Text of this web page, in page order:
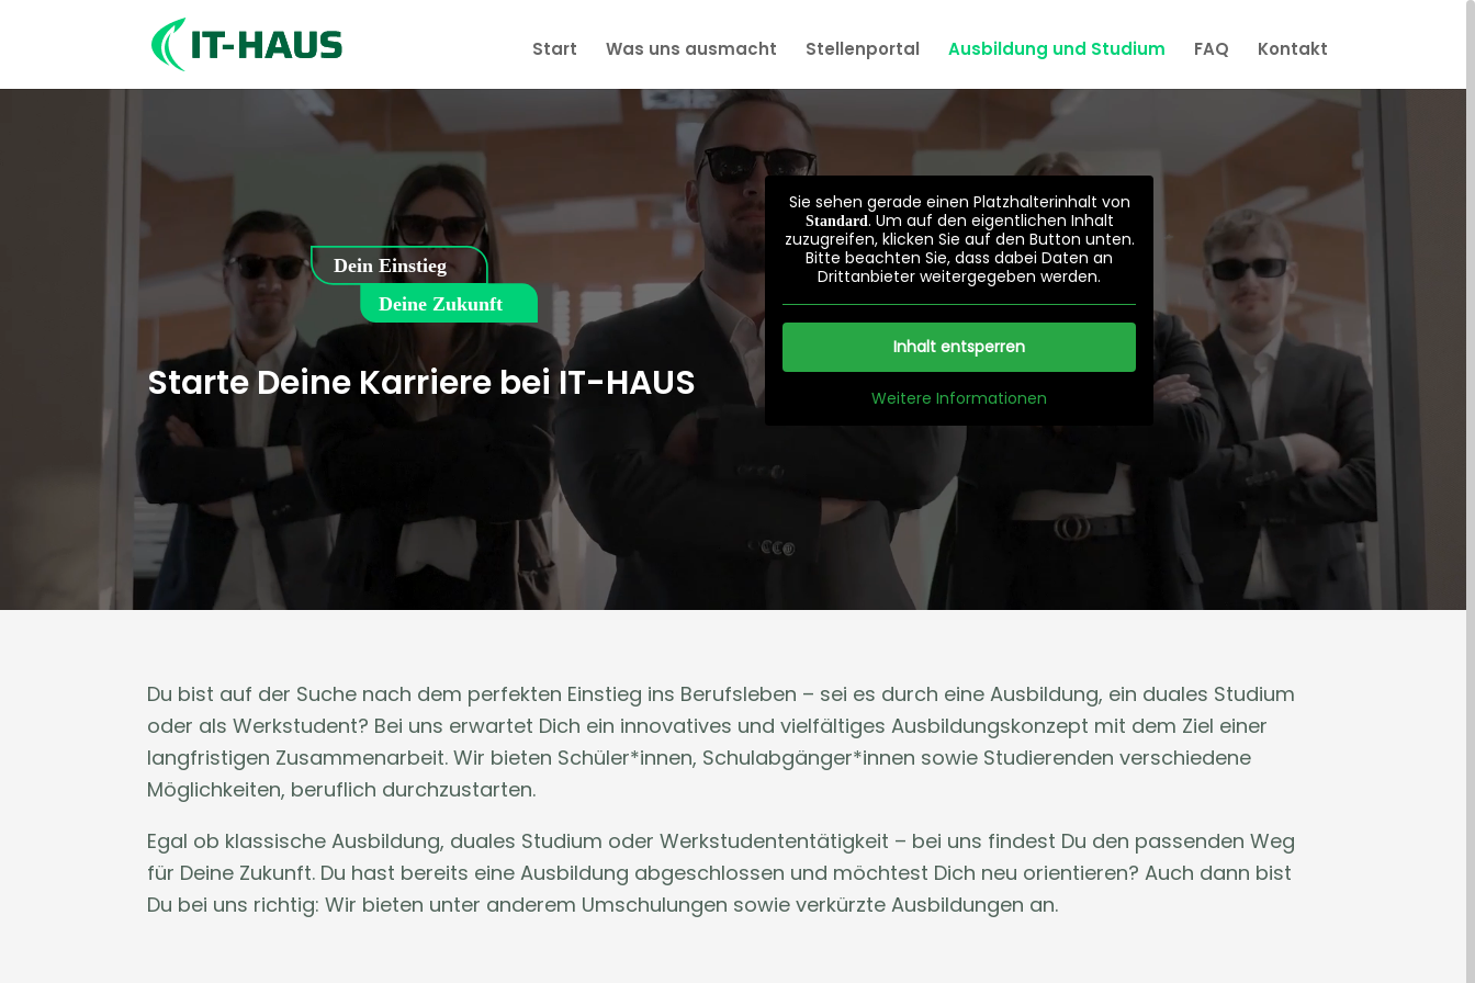
Start Was uns ausmacht Stellenportal Ausbildung und Studium FAQ Kontakt
Starte Deine Karriere bei IT-HAUS
Sie sehen gerade einen Platzhalterinhalt von
Standard. Um auf den eigentlichen Inhalt
zuzugreifen, klicken Sie auf den Button unten.
Bitte beachten Sie, dass dabei Daten an
Drittanbieter weitergegeben werden.
Inhalt entsperren
Weitere Informationen
Du bist auf der Suche nach dem perfekten Einstieg ins Berufsleben – sei es durch eine Ausbildung, ein duales Studium
oder als Werkstudent? Bei uns erwartet Dich ein innovatives und vielfältiges Ausbildungskonzept mit dem Ziel einer
langfristigen Zusammenarbeit. Wir bieten Schüler*innen, Schulabgänger*innen sowie Studierenden verschiedene
Möglichkeiten, beruflich durchzustarten.
Egal ob klassische Ausbildung, duales Studium oder Werkstudententätigkeit – bei uns findest Du den passenden Weg
für Deine Zukunft. Du hast bereits eine Ausbildung abgeschlossen und möchtest Dich neu orientieren? Auch dann bist
Du bei uns richtig: Wir bieten unter anderem Umschulungen sowie verkürzte Ausbildungen an.